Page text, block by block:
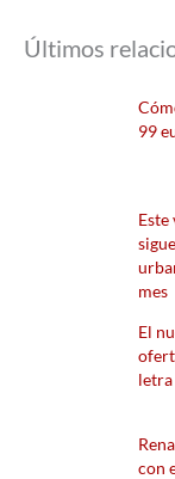
Últimos
99
Este
mes
El
letra
con